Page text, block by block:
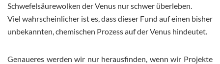
Schwefelsäurewolken der Venus nur schwer überleben.
Viel wahrscheinlicher ist es, dass dieser Fund auf einen bisher
unbekannten, chemischen Prozess auf der Venus hindeutet.
Genaueres werden wir nur herausfinden, wenn wir Projekte